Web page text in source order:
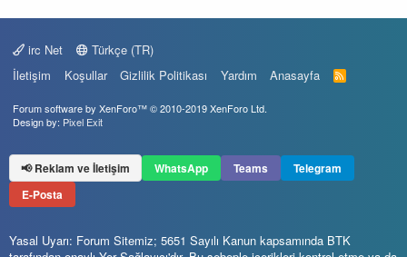
irc Net
Türkçe (TR)
İletişim
Koşullar Gizlilik Politikası Yardım Anasayfa
R
S
Forum software by XenForo™© 2010-2019 XenForo Ltd.
Design by: Pixel Exit
📢 Reklam ve İletişim WhatsApp Teams
Telegram
E-Posta
Yasal Uyarı: Forum Sitemiz; 5651 Sayılı Kanun kapsamında BTK